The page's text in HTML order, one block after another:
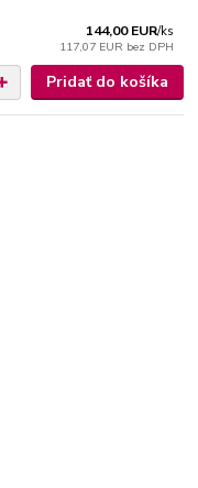
144,00 EUR/ks
117,07 EUR bez DPH
Pridať do košíka